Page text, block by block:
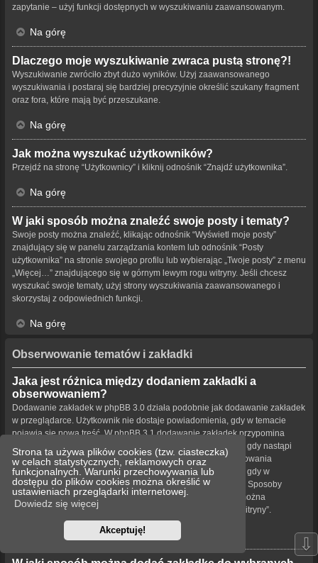
Strona ta używa plików cookies (tzw. ciasteczka)
w celach statystycznych, reklamowych oraz
funkcjonalnych. Warunki przechowywania lub
dostępu do plików cookies można określić w
ustawieniach przeglądarki internetowej.
Dowiedz się więcej
Akceptuję!
zapytanie – użyj funkcji dostępnych w wyszukiwaniu zaawansowanym.
Na górę
Dlaczego moje wyszukiwanie zwraca pustą stronę?!
Wyszukiwanie zwróciło zbyt dużo wyników. Użyj zaawansowanego
wyszukiwania i postaraj się bardziej precyzyjnie określić szukany fragment
oraz fora, które mają być przeszukane.
Na górę
Jak można wyszukać użytkowników?
Przejdź na stronę “Użytkownicy” i kliknij odnośnik “Znajdź użytkownika”.
Na górę
W jaki sposób można znaleźć swoje posty i tematy?
Swoje posty można znaleźć, klikając odnośnik “Wyświetl moje posty”
znajdujący się w panelu zarządzania kontem lub odnośnik “Posty
użytkownika” na stronie swojego profilu lub wybierając „Twoje posty” z menu
„Więcej…” znajdującego się w górnym lewym rogu witryny. Jeśli chcesz
wyszukać swoje tematy, użyj strony wyszukiwania zaawansowanego i
skorzystaj z odpowiednich funkcji.
Na górę
Obserwowanie tematów i zakładki
Jaka jest różnica między dodaniem zakładki a
obserwowaniem?
Dodawanie zakładek w phpBB 3.0 działa podobnie jak dodawanie zakładek
w przeglądarce. Użytkownik nie dostaje powiadomienia, gdy w temacie
pojawia się nowa treść. W phpBB 3.1 dodawanie zakładek przypomina
obserwowanie tematu. Użytkownik może być powiadamiany, gdy nastąpi
aktualizacja tematu oznaczonego zakładką. Funkcja obserwowania
powiadamia użytkownika – w wybrany przez niego sposób – gdy w
obserwowanym temacie bądź forum pojawiła się nowa treść. Sposoby
powiadamiania dla zakładek i obserwowanych elementów można
konfigurować w panelu użytkownika na karcie „Ustawienia witryny”.
⇩